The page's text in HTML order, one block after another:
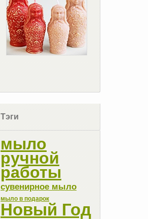
Тэги
мыло
ручной
работы
сувенирное мыло
мыло в подарок
Новый Год